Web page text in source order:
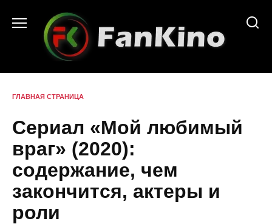
содержанию
ГЛАВНАЯ СТРАНИЦА
Сериал «Мой любимый
враг» (2020):
содержание, чем
закончится, актеры и
роли